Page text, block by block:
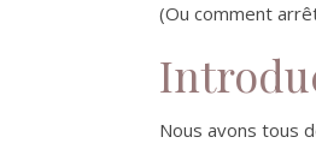
(Ou comment
Nous avons tous